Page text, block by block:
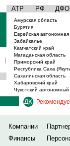
АТР РФ ДФО
|
Амурская область
Бурятия
Еврейская автономная
Забайкалье
Камчатский край
Магаданская область
Приморский край
Республика Саха
Сахалинская область
Хабаровский край
Чукотский автономный
Компании
Финансы